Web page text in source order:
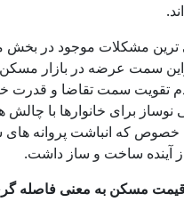
تقویت سمت تقاضا و قدرت
نوساز برای خانوارها با
خصوص که انباشت پروانه
آینده ساخت و ساز داشت.